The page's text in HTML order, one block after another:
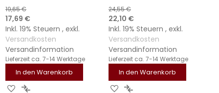
19,65 €
Sonderangebot
17,69 €
Inkl. 19% Steuern , exkl.
Versandkosten
Versandinformation
Lieferzeit ca. 7-14 Werktage
In den Warenkorb
ZURZUR
24,55 €
Sonderangebot
22,10 €
Inkl. 19% Steuern , exkl.
Versandkosten
Versandinformation
Lieferzeit ca. 7-14 Werktage
In den Warenkorb
ZURZUR